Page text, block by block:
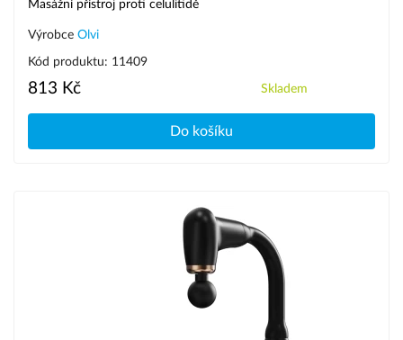
Masážní přístroj proti celulitidě
Výrobce Olvi
Kód produktu: 11409
813 Kč Skladem
Do košíku